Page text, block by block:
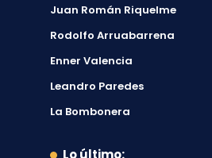
Juan Román Riquelme
Rodolfo Arruabarrena
Enner Valencia
Leandro Paredes
La Bombonera
Lo último: